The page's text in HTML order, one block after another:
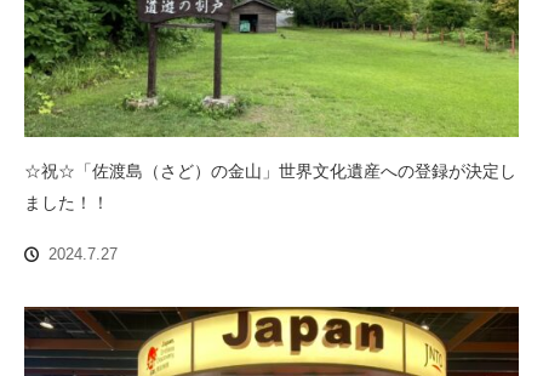
☆祝☆「佐渡島（さど）の金山」世界文化遺産への登録が決定し
ました！！
2024.7.27